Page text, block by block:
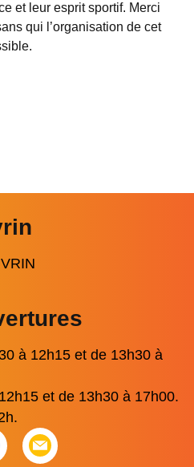
et leur esprit sportif. Merci
qui l’organisation de cet
à 12h15 et de 13h30 à
et de 13h30 à 17h00.